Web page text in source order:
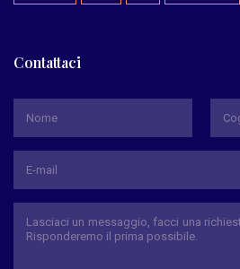
Contattaci